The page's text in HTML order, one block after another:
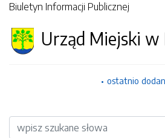
Biuletyn Informacji Publicznej
Urząd Miejski w
ostatnio
Wyszukiwarka